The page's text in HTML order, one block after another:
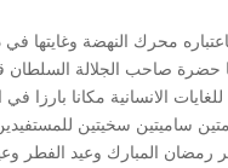
محرك النهضة وغايتها
حضرة صاحب الجلالة
الانسانية مكانا بارزا في
ساميتين سخيتين
المبارك وعيد الفطر وعيد